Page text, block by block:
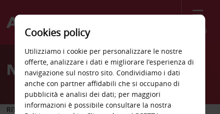
Menù
Welcome
AvisNoleggio auto Wichita
RITIRO DA
Cookies policy
Utilizziamo i cookie per personalizzare le nostre
offerte, analizzare i dati e migliorare l’esperienza di
navigazione sul nostro sito. Condividiamo i dati
anche con partner affidabili che si occupano di
pubblicità e analisi dei dati; per maggiori
informazioni è possibile consultare la nostra